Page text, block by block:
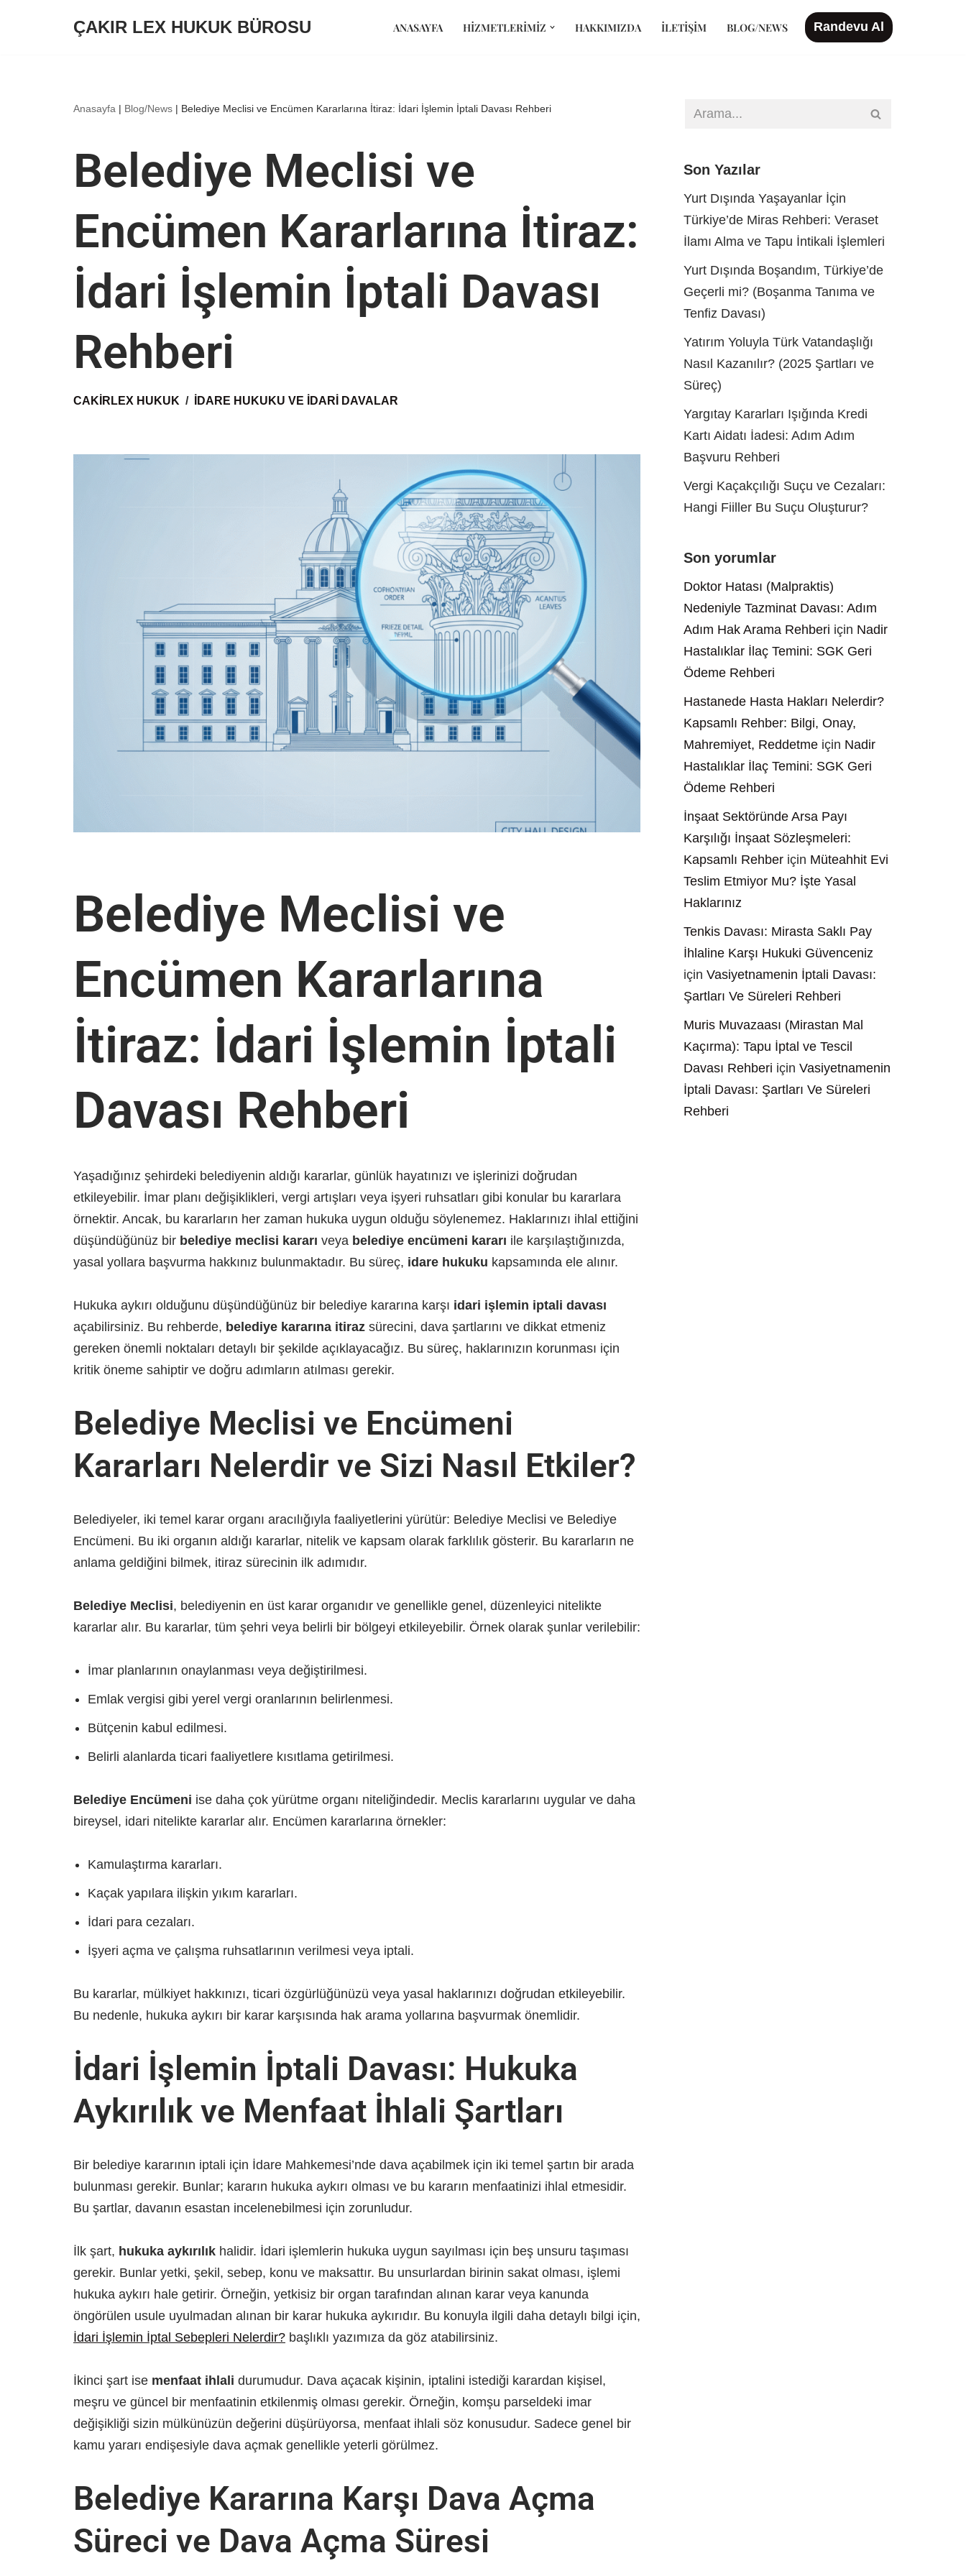
ÇAKIR LEX HUKUK BÜROSU ANASAYFA HIZMETLERIMIZ HAKKIMIZDA İLETIŞIM BLOG/NEWS Randevu Al
Anasayfa | Blog/News | Belediye Meclisi ve Encümen Kararlarına İtiraz: İdari İşlemin İptali Davası Rehberi
Belediye Meclisi ve
Encümen Kararlarına İtiraz:
İdari İşlemin İptali Davası
Rehberi
CAKIRLEX HUKUK İDARE HUKUKU VE İDARI DAVALAR
Belediye Meclisi ve
Encümen Kararlarına
İtiraz: İdari İşlemin İptali
Davası Rehberi
Yaşadığınız şehirdeki belediyenin aldığı kararlar, günlük hayatınızı ve işlerinizi doğrudan
etkileyebilir. İmar planı değişiklikleri, vergi artışları veya işyeri ruhsatları gibi konular bu kararlara
örnektir. Ancak, bu kararların her zaman hukuka uygun olduğu söylenemez. Haklarınızı ihlal ettiğini
düşündüğünüz bir belediye meclisi kararı veya belediye encümeni kararı ile karşılaştığınızda,
yasal yollara başvurma hakkınız bulunmaktadır. Bu süreç, idare hukuku kapsamında ele alınır.
Hukuka aykırı olduğunu düşündüğünüz bir belediye kararına karşı idari işlemin iptali davası
açabilirsiniz. Bu rehberde, belediye kararına itiraz sürecini, dava şartlarını ve dikkat etmeniz
gereken önemli noktaları detaylı bir şekilde açıklayacağız. Bu süreç, haklarınızın korunması için
kritik öneme sahiptir ve doğru adımların atılması gerekir.
Belediye Meclisi ve Encümeni
Kararları Nelerdir ve Sizi Nasıl Etkiler?
Belediyeler, iki temel karar organı aracılığıyla faaliyetlerini yürütür: Belediye Meclisi ve Belediye
Encümeni. Bu iki organın aldığı kararlar, nitelik ve kapsam olarak farklılık gösterir. Bu kararların ne
anlama geldiğini bilmek, itiraz sürecinin ilk adımıdır.
Belediye Meclisi, belediyenin en üst karar organıdır ve genellikle genel, düzenleyici nitelikte
kararlar alır. Bu kararlar, tüm şehri veya belirli bir bölgeyi etkileyebilir. Örnek olarak şunlar verilebilir:
İmar planlarının onaylanması veya değiştirilmesi.
Emlak vergisi gibi yerel vergi oranlarının belirlenmesi.
Bütçenin kabul edilmesi.
Belirli alanlarda ticari faaliyetlere kısıtlama getirilmesi.
Belediye Encümeni ise daha çok yürütme organı niteliğindedir. Meclis kararlarını uygular ve daha
bireysel, idari nitelikte kararlar alır. Encümen kararlarına örnekler:
Kamulaştırma kararları.
Kaçak yapılara ilişkin yıkım kararları.
İdari para cezaları.
İşyeri açma ve çalışma ruhsatlarının verilmesi veya iptali.
Bu kararlar, mülkiyet hakkınızı, ticari özgürlüğünüzü veya yasal haklarınızı doğrudan etkileyebilir.
Bu nedenle, hukuka aykırı bir karar karşısında hak arama yollarına başvurmak önemlidir.
İdari İşlemin İptali Davası: Hukuka
Aykırılık ve Menfaat İhlali Şartları
Bir belediye kararının iptali için İdare Mahkemesi’nde dava açabilmek için iki temel şartın bir arada
bulunması gerekir. Bunlar; kararın hukuka aykırı olması ve bu kararın menfaatinizi ihlal etmesidir.
Bu şartlar, davanın esastan incelenebilmesi için zorunludur.
İlk şart, hukuka aykırılık halidir. İdari işlemlerin hukuka uygun sayılması için beş unsuru taşıması
gerekir. Bunlar yetki, şekil, sebep, konu ve maksattır. Bu unsurlardan birinin sakat olması, işlemi
hukuka aykırı hale getirir. Örneğin, yetkisiz bir organ tarafından alınan karar veya kanunda
öngörülen usule uyulmadan alınan bir karar hukuka aykırıdır. Bu konuyla ilgili daha detaylı bilgi için,
İdari İşlemin İptal Sebepleri Nelerdir? başlıklı yazımıza da göz atabilirsiniz.
İkinci şart ise menfaat ihlali durumudur. Dava açacak kişinin, iptalini istediği karardan kişisel,
meşru ve güncel bir menfaatinin etkilenmiş olması gerekir. Örneğin, komşu parseldeki imar
değişikliği sizin mülkünüzün değerini düşürüyorsa, menfaat ihlali söz konusudur. Sadece genel bir
kamu yararı endişesiyle dava açmak genellikle yeterli görülmez.
Belediye Kararına Karşı Dava Açma
Süreci ve Dava Açma Süresi
Son Yazılar
Yurt Dışında Yaşayanlar İçin
Türkiye’de Miras Rehberi: Veraset
İlamı Alma ve Tapu İntikali İşlemleri
Yurt Dışında Boşandım, Türkiye’de
Geçerli mi? (Boşanma Tanıma ve
Tenfiz Davası)
Yatırım Yoluyla Türk Vatandaşlığı
Nasıl Kazanılır? (2025 Şartları ve
Süreç)
Yargıtay Kararları Işığında Kredi
Kartı Aidatı İadesi: Adım Adım
Başvuru Rehberi
Vergi Kaçakçılığı Suçu ve Cezaları:
Hangi Fiiller Bu Suçu Oluşturur?
Son yorumlar
Doktor Hatası (Malpraktis)
Nedeniyle Tazminat Davası: Adım
Adım Hak Arama Rehberi için Nadir
Hastalıklar İlaç Temini: SGK Geri
Ödeme Rehberi
Hastanede Hasta Hakları Nelerdir?
Kapsamlı Rehber: Bilgi, Onay,
Mahremiyet, Reddetme için Nadir
Hastalıklar İlaç Temini: SGK Geri
Ödeme Rehberi
İnşaat Sektöründe Arsa Payı
Karşılığı İnşaat Sözleşmeleri:
Kapsamlı Rehber için Müteahhit Evi
Teslim Etmiyor Mu? İşte Yasal
Haklarınız
Tenkis Davası: Mirasta Saklı Pay
İhlaline Karşı Hukuki Güvenceniz
için Vasiyetnamenin İptali Davası:
Şartları Ve Süreleri Rehberi
Muris Muvazaası (Mirastan Mal
Kaçırma): Tapu İptal ve Tescil
Davası Rehberi için Vasiyetnamenin
İptali Davası: Şartları Ve Süreleri
Rehberi